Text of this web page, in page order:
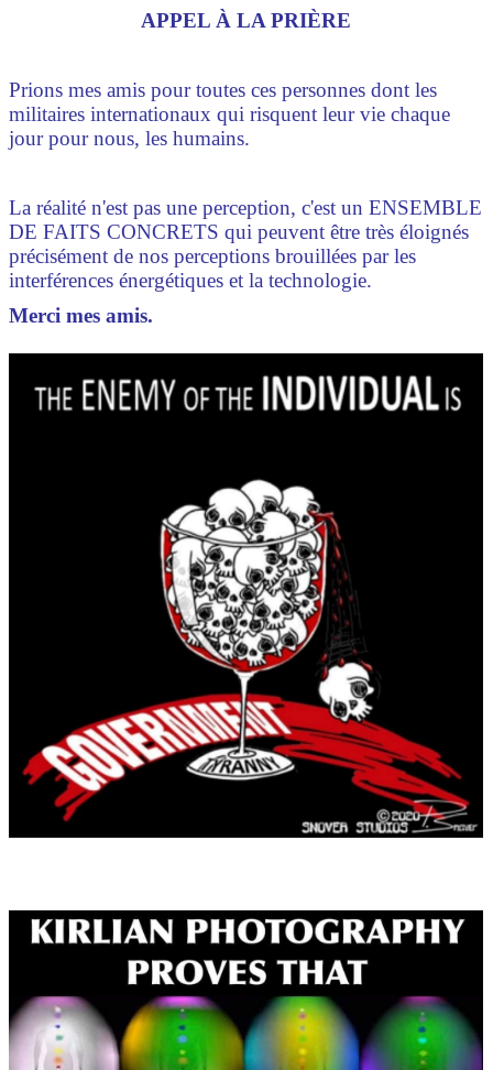
APPEL À LA PRIÈRE
Prions mes amis pour toutes ces personnes dont les
militaires internationaux qui risquent leur vie chaque
jour pour nous, les humains.
La réalité n'est pas une perception, c'est un ENSEMBLE
DE FAITS CONCRETS qui peuvent être très éloignés
précisément de nos perceptions brouillées par les
interférences énergétiques et la technologie.
Merci mes amis.